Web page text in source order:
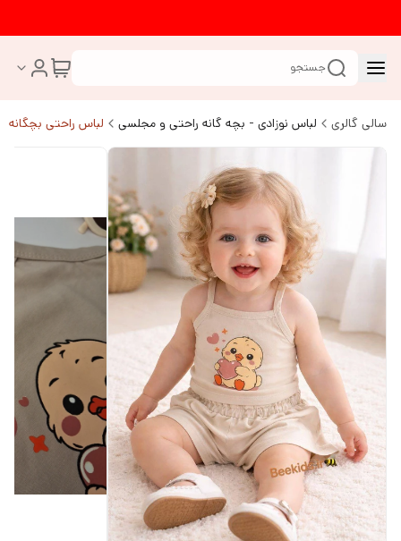
جستجو
سالی گالری لباس نوزادی - بچه گانه راحتی و مجلسی لباس راحتی بچگانه